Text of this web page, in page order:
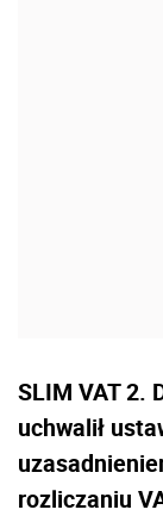
SLIM VAT 2.
uchwalił
rozliczaniu